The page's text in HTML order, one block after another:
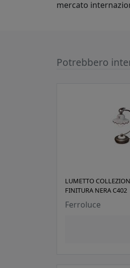
mercato
Potrebbero
LUMETTO
FINITURA NERA C402
Ferroluce